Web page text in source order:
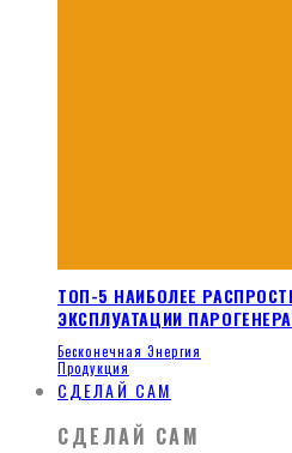
ТОП-5 НАИБОЛЕЕ
ЭКСПЛУАТАЦИИ
Бесконечная Энергия
Продукция
СДЕЛАЙ САМ
СДЕЛАЙ САМ